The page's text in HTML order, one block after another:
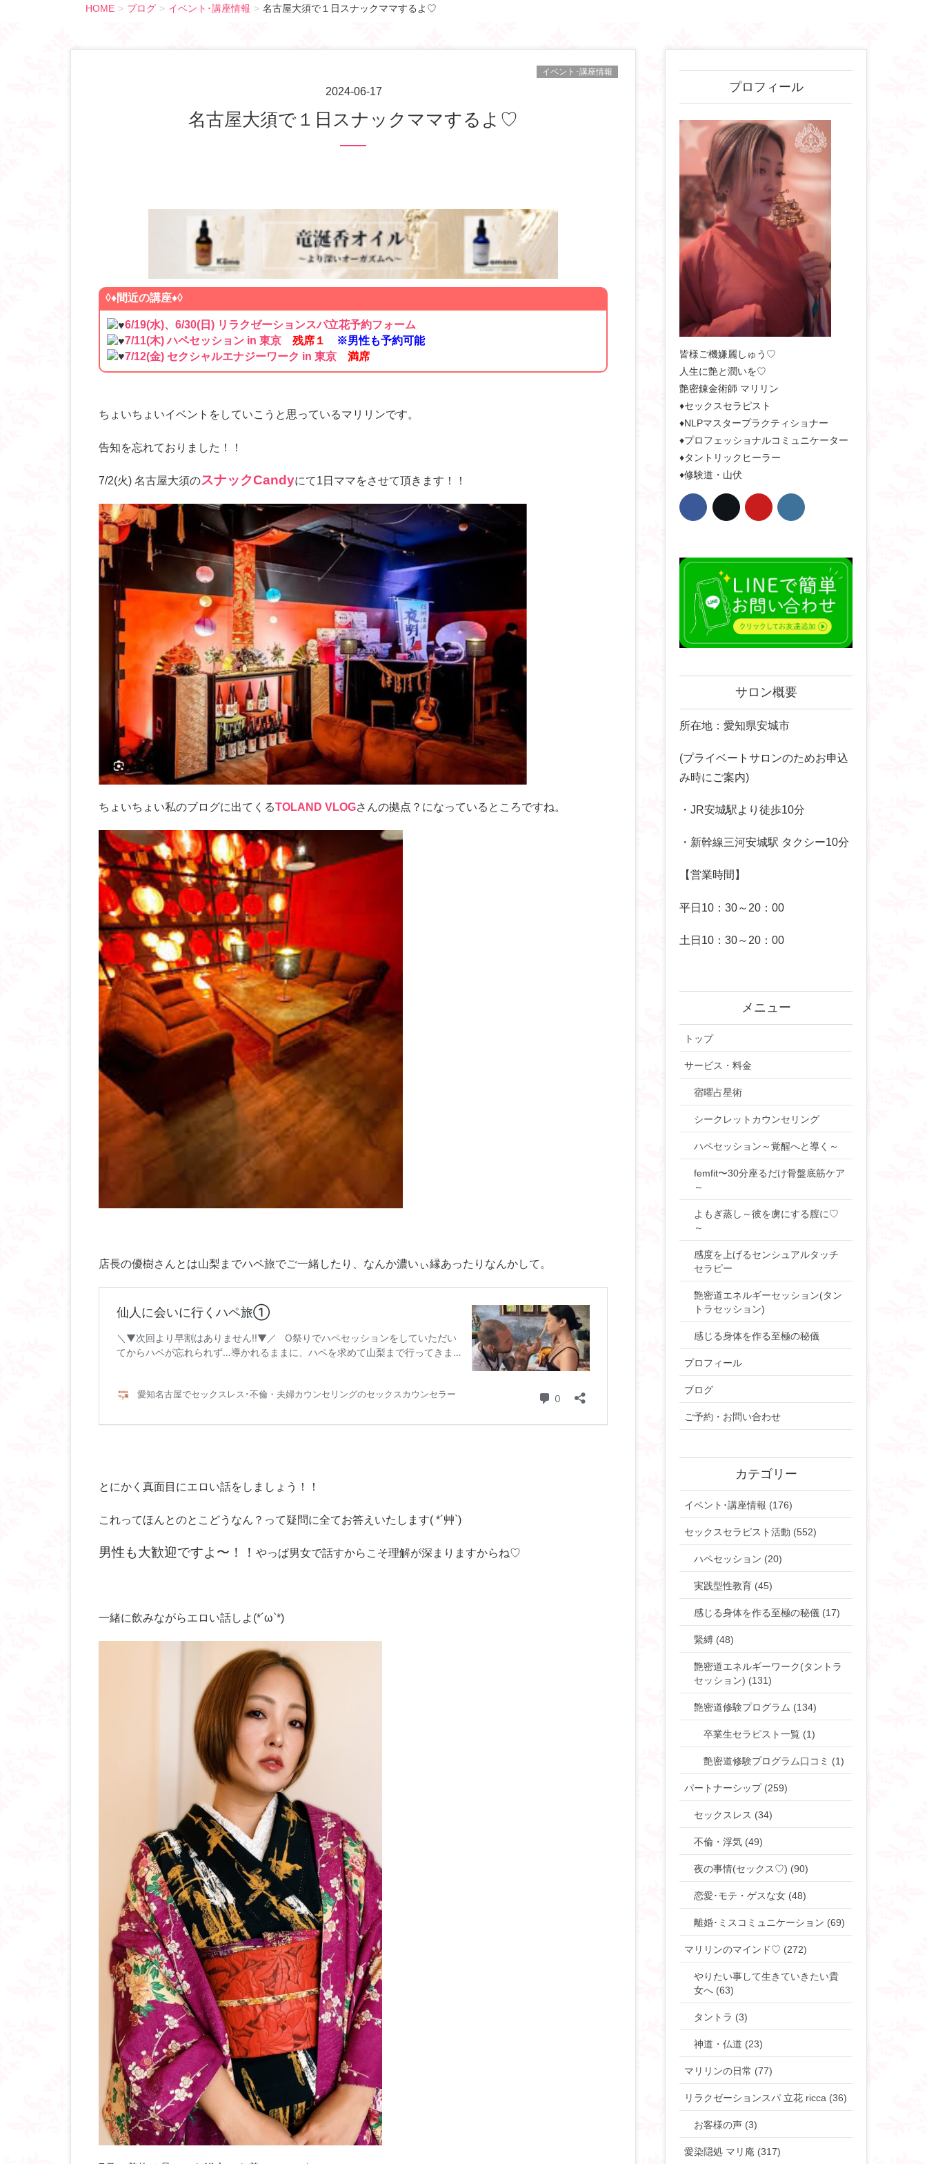
HOME ブログ イベント･講座情報 名古屋大須で１日スナックママするよ♡
2024-06-17
イベント･講座情報
名古屋大須で１日スナックママするよ♡
◊♦間近の講座♦◊
6/19(水)、6/30(日) リラクゼーションスパ立花予約フォーム
7/11(木) ハペセッション in 東京 残席１ ※男性も予約可能
7/12(金) セクシャルエナジーワーク in 東京 満席
ちょいちょいイベントをしていこうと思っているマリリンです。
告知を忘れておりました！！
7/2(火) 名古屋大須のスナックCandyにて1日ママをさせて頂きます！！
ちょいちょい私のブログに出てくるTOLAND VLOGさんの拠点？になっているところですね。
店長の優樹さんとは山梨までハペ旅でご一緒したり、なんか濃いぃ縁あったりなんかして。
とにかく真面目にエロい話をしましょう！！
これってほんとのとこどうなん？って疑問に全てお答えいたします( *´艸`)
男性も大歓迎ですよ〜！！ やっぱ男女で話すからこそ理解が深まりますからね♡
一緒に飲みながらエロい話しよ(*´ω`*)
プロフィール
皆様ご機嫌麗しゅう♡
人生に艶と潤いを♡
艶密錬金術師 マリリン
♦セックスセラピスト
♦NLPマスタープラクティショナー
♦プロフェッショナルコミュニケーター
♦タントリックヒーラー
♦修験道・山伏
サロン概要
所在地：愛知県安城市
(プライベートサロンのためお申込
み時にご案内)
・JR安城駅より徒歩10分
・新幹線三河安城駅 タクシー10分
【営業時間】
平日10：30～20：00
土日10：30～20：00
メニュー
トップ
サービス・料金
宿曜占星術
シークレットカウンセリング
ハペセッション～覚醒へと導く～
femfit〜30分座るだけ骨盤底筋ケア
～
よもぎ蒸し～彼を虜にする膣に♡
～
感度を上げるセンシュアルタッチ
セラピー
艶密道エネルギーセッション(タン
トラセッション)
感じる身体を作る至極の秘儀
プロフィール
ブログ
ご予約・お問い合わせ
カテゴリー
イベント･講座情報 (176)
セックスセラピスト活動 (552)
ハペセッション (20)
実践型性教育 (45)
感じる身体を作る至極の秘儀 (17)
緊縛 (48)
艶密道エネルギーワーク(タントラ
セッション) (131)
艶密道修験プログラム (134)
卒業生セラピスト一覧 (1)
艶密道修験プログラム口コミ (1)
パートナーシップ (259)
セックスレス (34)
不倫・浮気 (49)
夜の事情(セックス♡) (90)
恋愛･モテ・ゲスな女 (48)
離婚･ミスコミュニケーション (69)
マリリンのマインド♡ (272)
やりたい事して生きていきたい貴
女へ (63)
タントラ (3)
神道・仏道 (23)
マリリンの日常 (77)
リラクゼーションスパ 立花 ricca (36)
お客様の声 (3)
愛染隠処 マリ庵 (317)